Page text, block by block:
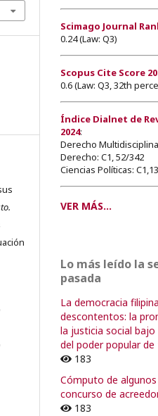
Scimago Journal
0.24 (Law: Q3)
Scopus Cite Score
0.6 (Law: Q3, 32th
Índice Dialnet de
2024:
Derecho
Derecho: C1, 52/342
Ciencias Políticas:
VER MÁS...
Lo más leído la
pasada
La democracia
descontentos: la
la justicia social
del poder popular de
183
Cómputo de
concurso de
183